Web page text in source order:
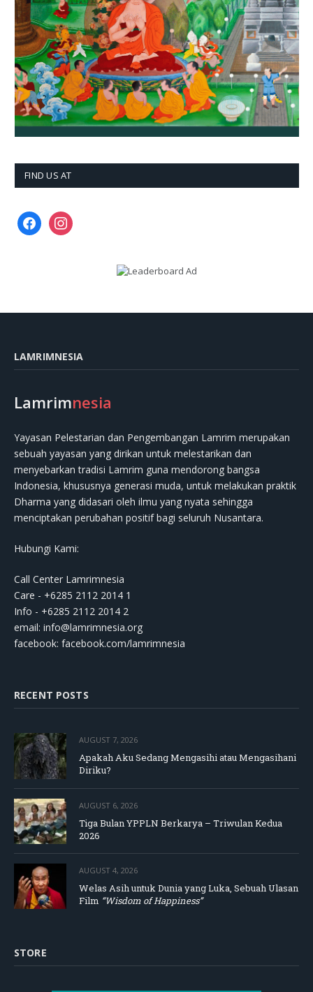
FIND US AT
facebookinstagram
LAMRIMNESIA
Lamrimnesia
Yayasan Pelestarian dan Pengembangan Lamrim merupakan
sebuah yayasan yang dirikan untuk melestarikan dan
menyebarkan tradisi Lamrim guna mendorong bangsa
Indonesia, khususnya generasi muda, untuk melakukan praktik
Dharma yang didasari oleh ilmu yang nyata sehingga
menciptakan perubahan positif bagi seluruh Nusantara.
Hubungi Kami:
Call Center Lamrimnesia
Care - +6285 2112 2014 1
Info - +6285 2112 2014 2
email: info@lamrimnesia.org
facebook: facebook.com/lamrimnesia
RECENT POSTS
AUGUST 7, 2026
Apakah Aku Sedang Mengasihi atau Mengasihani
Diriku?
AUGUST 6, 2026
Tiga Bulan YPPLN Berkarya – Triwulan Kedua
2026
AUGUST 4, 2026
Welas Asih untuk Dunia yang Luka, Sebuah Ulasan
Film “Wisdom of Happiness”
STORE